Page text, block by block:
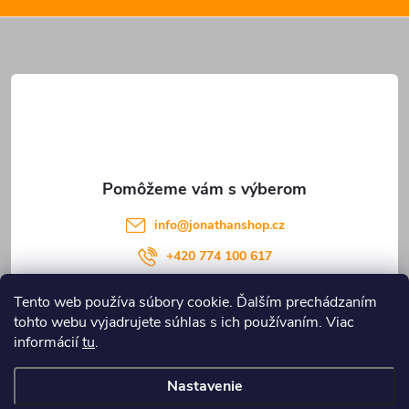
Tento web používa súbory cookie. Ďalším prechádzaním
tohto webu vyjadrujete súhlas s ich používaním. Viac
informáciítu.
Nastavenie
i
p
v
ý
p
i
p
info@jonathanshop.cz
+420 774 100 617
Informace pro vás